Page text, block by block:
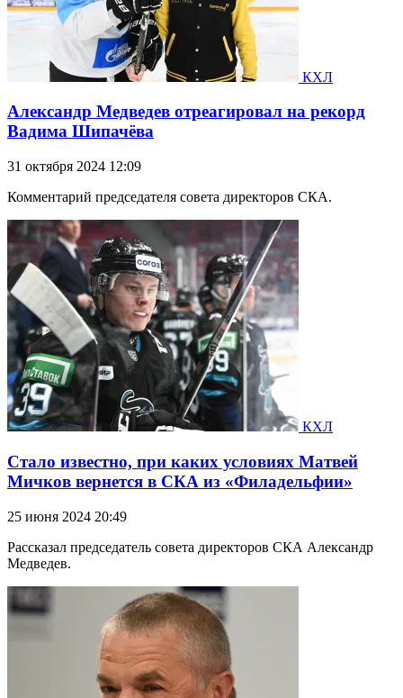
КХЛ
Александр Медведев отреагировал на рекорд
Вадима Шипачёва
31 октября 2024 12:09
Комментарий председателя совета директоров СКА.
КХЛ
Стало известно, при каких условиях Матвей
Мичков вернется в СКА из «Филадельфии»
25 июня 2024 20:49
Рассказал председатель совета директоров СКА Александр
Медведев.